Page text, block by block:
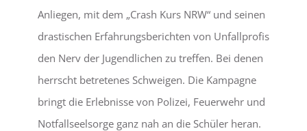
Anliegen, mit dem „Crash Kurs NRW“ und seinen
drastischen Erfahrungsberichten von Unfallprofis
den Nerv der Jugendlichen zu treffen. Bei denen
herrscht betretenes Schweigen. Die Kampagne
bringt die Erlebnisse von Polizei, Feuerwehr und
Notfallseelsorge ganz nah an die Schüler heran.